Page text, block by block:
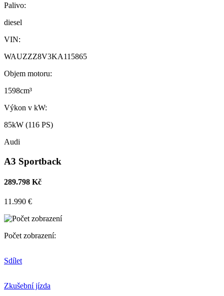
Palivo:
diesel
VIN:
WAUZZZ8V3KA115865
Objem motoru:
1598cm³
Výkon v kW:
85kW (116 PS)
Audi
A3 Sportback
289.798 Kč
11.990 €
Počet zobrazení:
Sdílet
Zkušební jízda